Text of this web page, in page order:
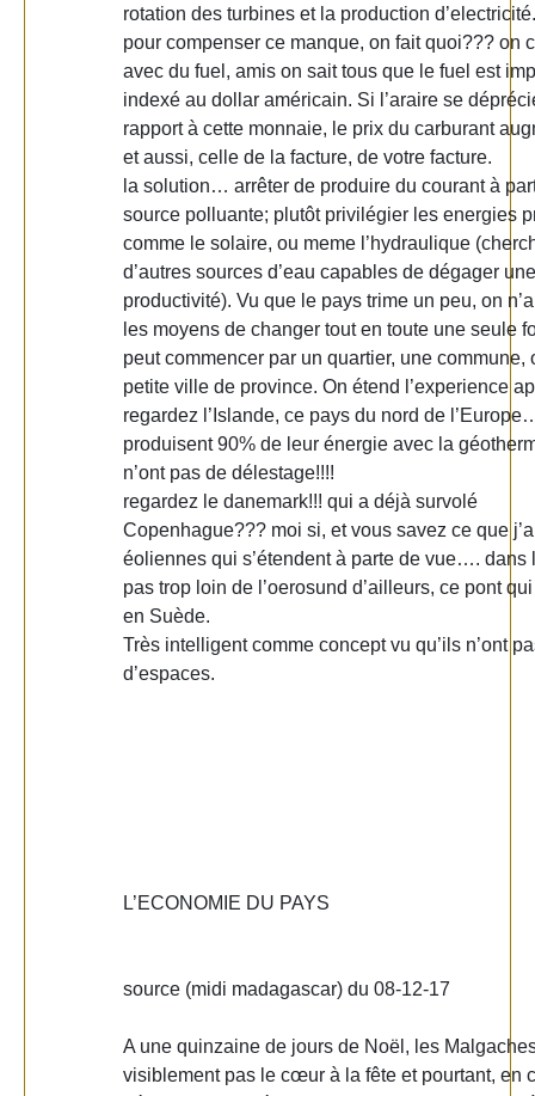
rotation des turbines et la production
pour compenser ce manque, on fait quoi??? on
avec du fuel, amis on sait tous que le fuel est
indexé au dollar américain. Si l’araire se
rapport à cette monnaie, le prix du carburant
et aussi, celle de la facture, de votre facture.
la solution… arrêter de produire du courant à
source polluante; plutôt privilégier les energies
comme le solaire, ou meme l’hydraulique
d’autres sources d’eau capables de dégager
productivité). Vu que le pays trime un peu, on
les moyens de changer tout en toute une seule
peut commencer par un quartier, une commune,
petite ville de province. On étend l’experience
regardez l’Islande, ce pays du nord de
produisent 90% de leur énergie avec la
n’ont pas de délestage!!!!
regardez le danemark!!! qui a déjà survolé
Copenhague??? moi si, et vous savez ce que
éoliennes qui s’étendent à parte de vue…. dans
pas trop loin de l’oerosund d’ailleurs, ce pont
en Suède.
Très intelligent comme concept vu qu’ils n’ont
d’espaces.
L’ECONOMIE DU PAYS
source (midi madagascar) du 08-12-17
A une quinzaine de jours de Noël, les
visiblement pas le cœur à la fête et pourtant, en